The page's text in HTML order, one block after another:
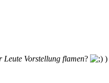
Leute Vorstellung flamen? )